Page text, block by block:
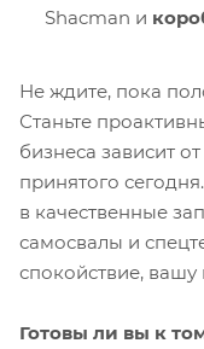
Shacman и
Не ждите, пока
Станьте
бизнеса зависит
принятого
в качественные
самосвалы и
спокойствие,
Готовы ли вы к